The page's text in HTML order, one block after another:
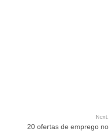
Next:
20 ofertas de emprego no